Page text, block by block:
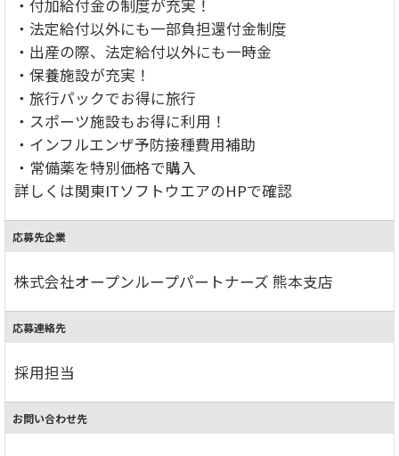
・付加給付金の制度が充実！
・法定給付以外にも一部負担還付金制度
・出産の際、法定給付以外にも一時金
・保養施設が充実！
・旅行パックでお得に旅行
・スポーツ施設もお得に利用！
・インフルエンザ予防接種費用補助
・常備薬を特別価格で購入
詳しくは関東ITソフトウエアのHPで確認
応募先企業
株式会社オープンループパートナーズ 熊本支店
応募連絡先
採用担当
お問い合わせ先